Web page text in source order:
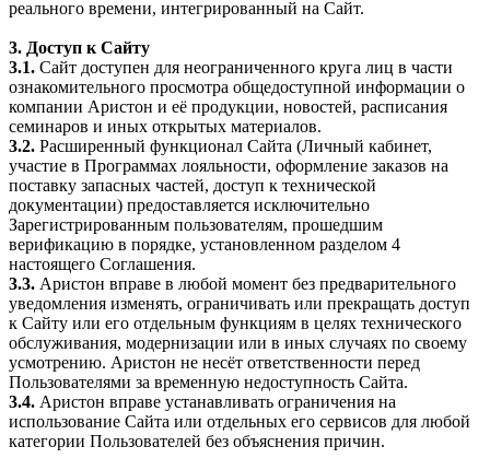
реального времени, интегрированный на Сайт.
3. Доступ к Сайту
3.1. Сайт доступен для неограниченного круга лиц в части
ознакомительного просмотра общедоступной информации о
компании Аристон и её продукции, новостей, расписания
семинаров и иных открытых материалов.
3.2. Расширенный функционал Сайта (Личный кабинет,
участие в Программах лояльности, оформление заказов на
поставку запасных частей, доступ к технической
документации) предоставляется исключительно
Зарегистрированным пользователям, прошедшим
верификацию в порядке, установленном разделом 4
настоящего Соглашения.
3.3. Аристон вправе в любой момент без предварительного
уведомления изменять, ограничивать или прекращать доступ
к Сайту или его отдельным функциям в целях технического
обслуживания, модернизации или в иных случаях по своему
усмотрению. Аристон не несёт ответственности перед
Пользователями за временную недоступность Сайта.
3.4. Аристон вправе устанавливать ограничения на
использование Сайта или отдельных его сервисов для любой
категории Пользователей без объяснения причин.